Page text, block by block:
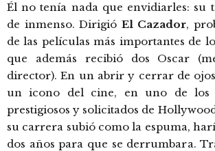
Él no tenía nada que envidiarles: su
de inmenso. Dirigió El Cazador,
de las películas más importantes de
que además recibió dos Oscar
director). En un abrir y cerrar de
un icono del cine, en uno de los
prestigiosos y solicitados de
su carrera subió como la espuma,
dos años para que se derrumbara.